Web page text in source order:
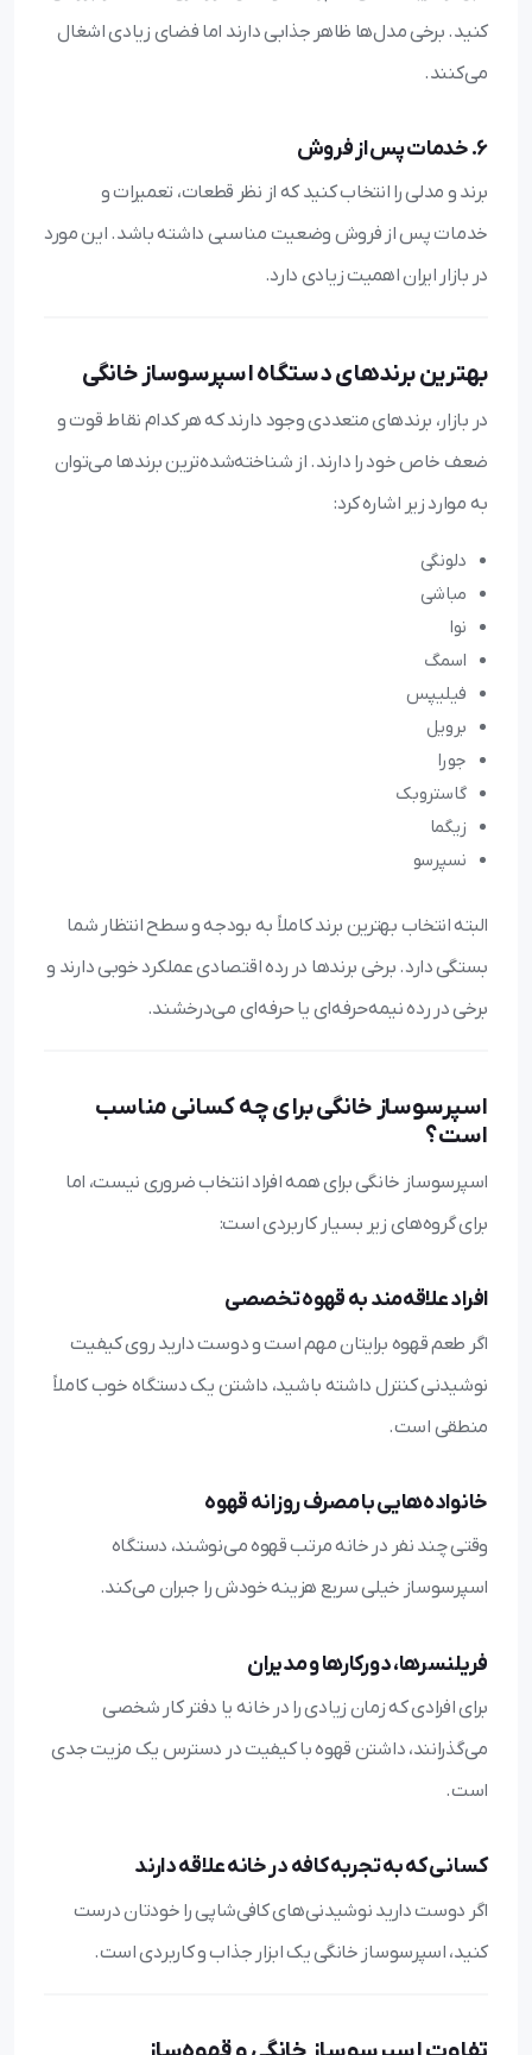
کنید. برخی مدل‌ها ظاهر جذابی دارند اما فضای زیادی اشغال
می‌کنند.
6. خدمات پس از فروش
برند و مدلی را انتخاب کنید که از نظر قطعات، تعمیرات و
خدمات پس از فروش وضعیت مناسبی داشته باشد. این مورد
در بازار ایران اهمیت زیادی دارد.
بهترین برندهای دستگاه اسپرسوساز خانگی
در بازار، برندهای متعددی وجود دارند که هر کدام نقاط قوت و
ضعف خاص خود را دارند. از شناخته‌شده‌ترین برندها می‌توان
به موارد زیر اشاره کرد:
دلونگی
مباشی
نوا
اسمگ
فیلیپس
برویل
جورا
گاستروبک
زیگما
نسپرسو
البته انتخاب بهترین برند کاملاً به بودجه و سطح انتظار شما
بستگی دارد. برخی برندها در رده اقتصادی عملکرد خوبی دارند و
برخی در رده نیمه‌حرفه‌ای یا حرفه‌ای می‌درخشند.
اسپرسوساز خانگی برای چه کسانی مناسب
است؟
اسپرسوساز خانگی برای همه افراد انتخاب ضروری نیست، اما
برای گروه‌های زیر بسیار کاربردی است:
افراد علاقه‌مند به قهوه تخصصی
اگر طعم قهوه برایتان مهم است و دوست دارید روی کیفیت
نوشیدنی کنترل داشته باشید، داشتن یک دستگاه خوب کاملاً
منطقی است.
خانواده‌هایی با مصرف روزانه قهوه
وقتی چند نفر در خانه مرتب قهوه می‌نوشند، دستگاه
اسپرسوساز خیلی سریع هزینه خودش را جبران می‌کند.
فریلنسرها، دورکارها و مدیران
برای افرادی که زمان زیادی را در خانه یا دفتر کار شخصی
می‌گذرانند، داشتن قهوه با کیفیت در دسترس یک مزیت جدی
است.
کسانی که به تجربه کافه در خانه علاقه دارند
اگر دوست دارید نوشیدنی‌های کافی‌شاپی را خودتان درست
کنید، اسپرسوساز خانگی یک ابزار جذاب و کاربردی است.